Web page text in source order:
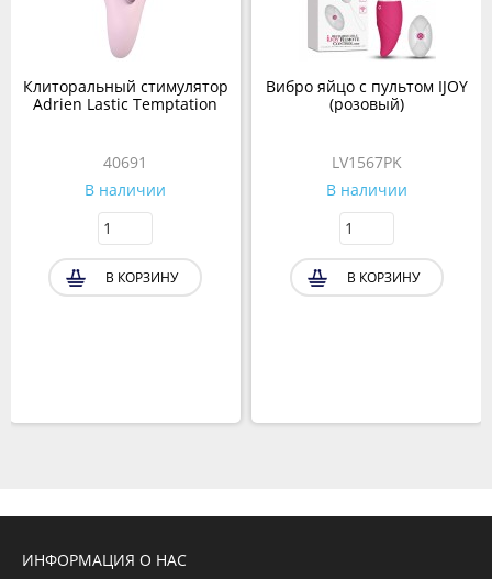
Клиторальный стимулятор
Adrien Lastic Temptation
40691
В наличии
В КОРЗИНУ
Вибро яйцо с пультом IJOY
(розовый)
LV1567PK
В наличии
В КОРЗИНУ
ИНФОРМАЦИЯ О НАС